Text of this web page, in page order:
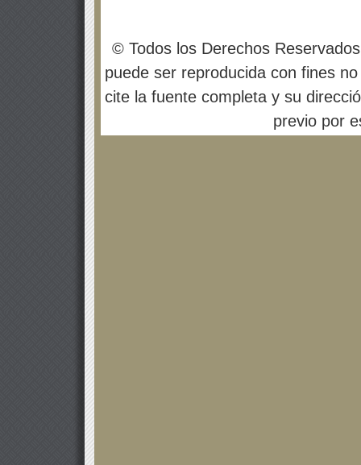
© Todos los Derechos
puede ser reproducida con fines
cite la fuente completa y su
previo por